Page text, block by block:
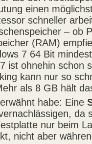
einen
schneller
– ob
(RAM)
7 64 Bit
ist ohnehin schon
kann nur so
als 8 GB hält
habe: Eine
da
nur beim
nicht aber